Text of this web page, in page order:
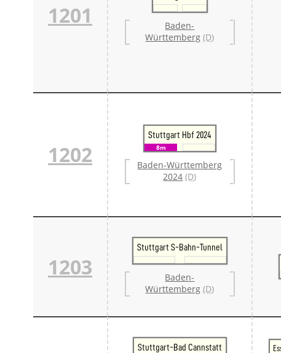
1201
Baden-
Württemberg (D)
1202
Stuttgart Hbf 2024
8m
Baden-Württemberg
2024 (D)
1203
Stuttgart S-Bahn-Tunnel
Baden-
Württemberg (D)
Stuttgart-Bad Cannstatt